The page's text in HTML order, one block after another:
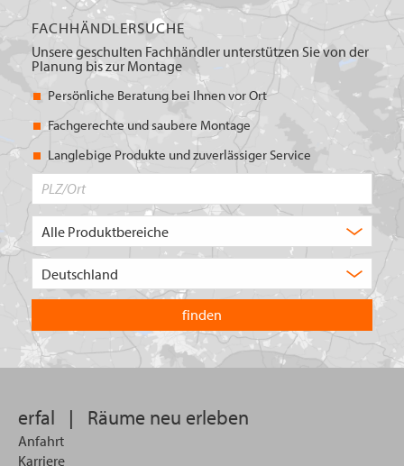
FACHHÄNDLERSUCHE
Unsere geschulten Fachhändler unterstützen Sie von der
Planung bis zur Montage
Persönliche Beratung bei Ihnen vor Ort
Fachgerechte und saubere Montage
Langlebige Produkte und zuverlässiger Service
in
welchem
Land
Sie
suchen
erfal | Räume neu erleben
Anfahrt
Karriere